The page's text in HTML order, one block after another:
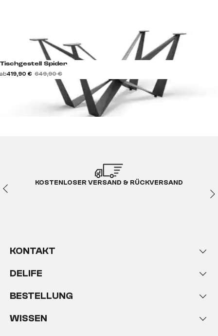
Tischgestell Spider
ab419,90 € 649,90 €
KOSTENLOSER VERSAND & RÜCKVERSAND
KONTAKT
DELIFE
BESTELLUNG
WISSEN